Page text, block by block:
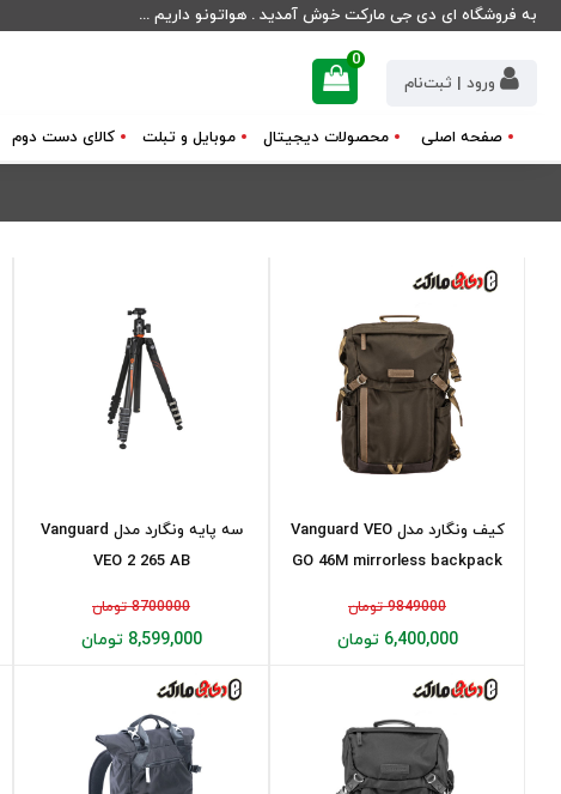
به فروشگاه ای دی جی مارکت خوش آمدید . هواتونو داریم ...
ورود | ثبت‌نام
0
صفحه اصلی محصولات دیجیتال موبایل و تبلت کالای دست دوم
سه پایه ونگارد مدل Vanguard
VEO 2 265 AB
8700000 تومان
8,599,000 تومان
کیف ونگارد مدل Vanguard VEO
GO 46M mirrorless backpack
9849000 تومان
6,400,000 تومان